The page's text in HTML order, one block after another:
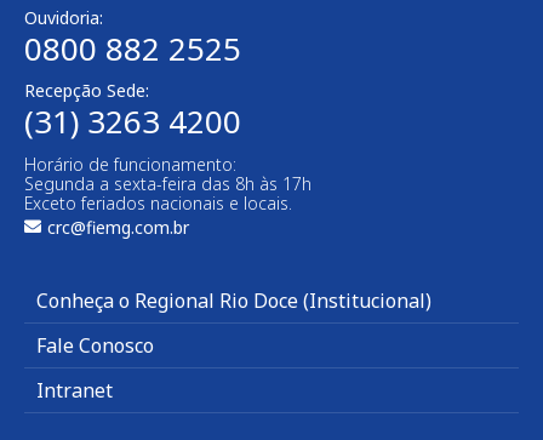
Ouvidoria:
0800 882 2525
Recepção Sede:
(31) 3263 4200
Horário de funcionamento:
Segunda a sexta-feira das 8h às 17h
Exceto feriados nacionais e locais.
crc@fiemg.com.br
Conheça o Regional Rio Doce (Institucional)
Fale Conosco
Intranet